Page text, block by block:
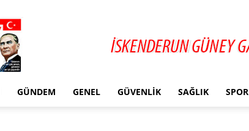
GÜNDEM GENEL GÜVENLIK SAĞLIK SPOR